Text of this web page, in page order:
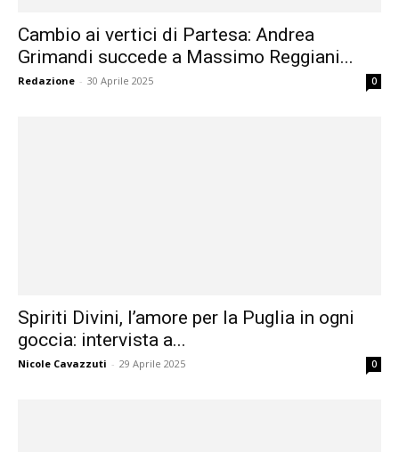
Cambio ai vertici di Partesa: Andrea
Grimandi succede a Massimo Reggiani...
Redazione - 30 Aprile 2025 0
Spiriti Divini, l’amore per la Puglia in ogni
goccia: intervista a...
Nicole Cavazzuti - 29 Aprile 2025 0